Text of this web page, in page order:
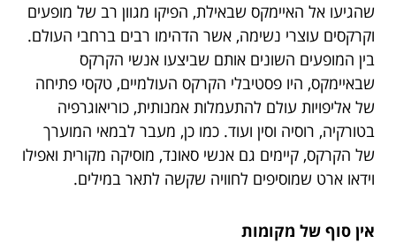
שהגיעו אל האיימקס שבאילת, הפיקו מגוון רב של מופעים
וקרקסים עוצרי נשימה, אשר הדהימו רבים ברחבי העולם.
בין המופעים השונים אותם שביצעו אנשי הקרקס
שבאיימקס, היו פסטיבלי הקרקס העולמיים, טקסי פתיחה
של אליפויות עולם להתעמלות אמנותית, כוריאוגרפיה
בטורקיה, רוסיה וסין ועוד. כמו כן, מעבר לבמאי המוערך
של הקרקס, קיימים גם אנשי סאונד, מוסיקה מקורית ואפילו
וידאו ארט שמוסיפים לחוויה שקשה לתאר במילים.
אין סוף של מקומות